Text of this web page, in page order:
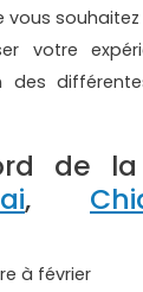
souhaitez
votre
des
de la
,
à février